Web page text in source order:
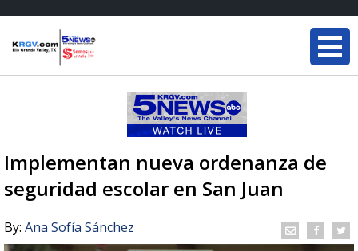
Implementan nueva ordenanza de
seguridad escolar en San Juan
By: Ana Sofía Sánchez